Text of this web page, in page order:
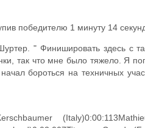
победителю 1 минуту 14
" Финишировать здесь с
так что мне было тяжело. Я
бороться на техничных